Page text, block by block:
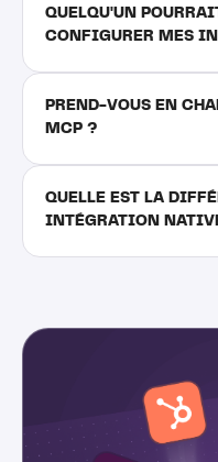
QUELQU'UN
CONFIGURER MES
PREND-VOUS EN
MCP ?
QUELLE EST LA
INTÉGRATION